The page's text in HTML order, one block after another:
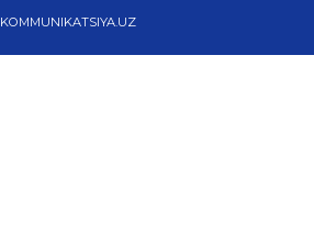
KOMMUNIKATSIYA.UZ